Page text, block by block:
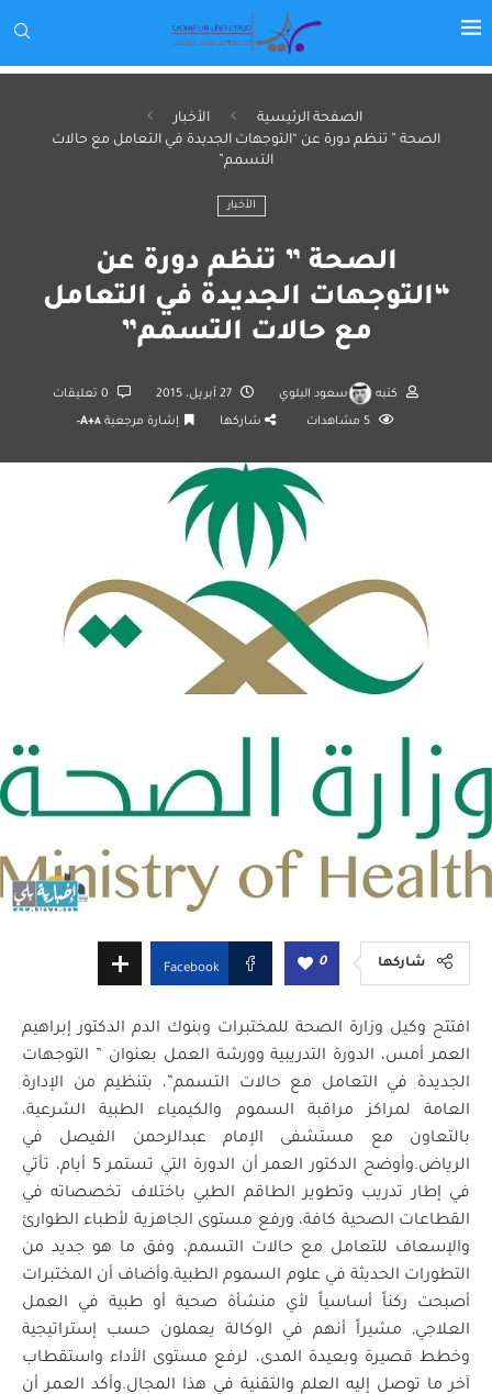
الصفحة الرئيسية
الأخبار
الصحة ” تنظم دورة عن “التوجهات الجديدة في التعامل مع حالات
التسمم”
الأخبار
الصحة ” تنظم دورة عن
“التوجهات الجديدة في التعامل
مع حالات التسمم”
كتبه سعود البلوي 27 أبريل، 2015
5 مشاهدات شاركها إشارة مرجعية A+A-
شاركها 0
Facebook
افتتح وكيل وزارة الصحة للمختبرات وبنوك الدم الدكتور إبراهيم
العمر أمس، الدورة التدريبية وورشة العمل بعنوان ” التوجهات
الجديدة في التعامل مع حالات التسمم”، بتنظيم من الإدارة
العامة لمراكز مراقبة السموم والكيمياء الطبية الشرعية،
بالتعاون مع مستشفى الإمام عبدالرحمن الفيصل في
الرياض.وأوضح الدكتور العمر أن الدورة التي تستمر 5 أيام، تأتي
في إطار تدريب وتطوير الطاقم الطبي باختلاف تخصصاته في
القطاعات الصحية كافة، ورفع مستوى الجاهزية لأطباء الطوارئ
والإسعاف للتعامل مع حالات التسمم، وفق ما هو جديد من
التطورات الحديثة في علوم السموم الطبية.وأضاف أن المختبرات
أصبحت ركناً أساسياً لأي منشأة صحية أو طبية في العمل
العلاجي, مشيراً أنهم في الوكالة يعملون حسب إستراتيجية
وخطط قصيرة وبعيدة المدى، لرفع مستوى الأداء واستقطاب
آخر ما توصل إليه العلم والتقنية في هذا المجال.وأكد العمر أن